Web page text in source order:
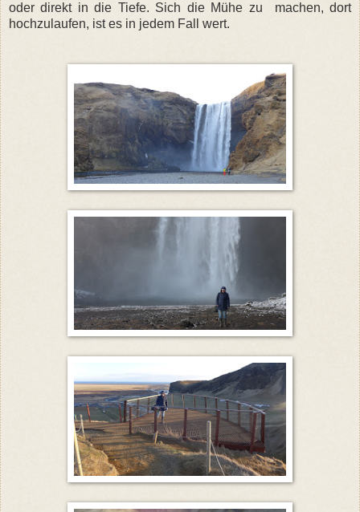
oder direkt in die Tiefe. Sich die Mühe zu machen, dort
hochzulaufen, ist es in jedem Fall wert.